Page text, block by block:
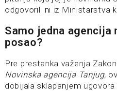
odgovorili ni iz Ministarstva
Samo jedna agencija
posao?
Pre prestanka važenja
Novinska agencija Tanjug,
dobijala sklapanjem